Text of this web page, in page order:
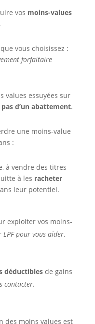
vos moins-values
vous choisissez :
forfaitaire
values essuyées sur
d’un abattement.
une moins-value
:
à vendre des titres
à les racheter
leur potentiel.
exploiter vos moins-
LPF pour vous aider.
déductiblesde gains
contacter.
des moins values est